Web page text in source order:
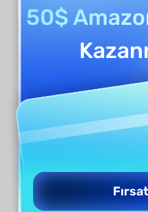
50$